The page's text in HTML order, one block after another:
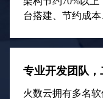
台搭建、节约成本
专业开发团队
火数云拥有多名